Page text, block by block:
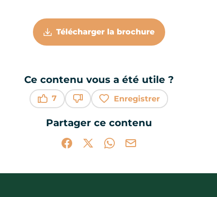
Télécharger la brochure
Ce contenu vous a été utile ?
7
Enregistrer
Partager ce contenu
Partager sur Facebook (nouvelle
Partager sur X / Twitter (nouvelle
Partager sur WhatsApp
Partager par mail